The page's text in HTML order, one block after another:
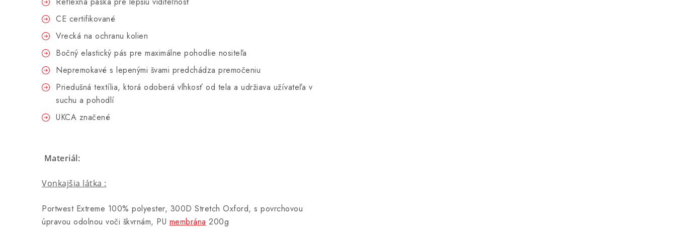
CE certifikované
Vrecká na ochranu kolien
Bočný elastický pás pre maximálne pohodlie nositeľa
Nepremokavé s lepenými švami predchádza premočeniu
Priedušná textília, ktorá odoberá vlhkosť od tela a udržiava užívateľa v
suchu a pohodlí
UKCA značené
Materiál:
Vonkajšia látka :
Portwest Extreme 100% polyester, 300D Stretch Oxford, s povrchovou
úpravou odolnou voči škvrnám, PU membrána 200g